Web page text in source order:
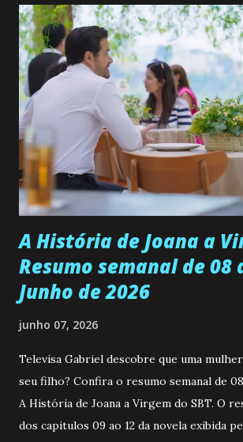
permanecer virgem até encontrar o
ama, o que não é fácil, já que dedica todas
se aprimorar, trabalhando, estudando e
ser a primeira mulher da família a
universidade. Ela tem uma personalidade
muito madura para a idade, determinada,
empática. Detesta injustiças e é uma
teimosa e muito persistente quando
Durante um exame ginecológico, ela é
A História de Joana a
Resumo semanal de 08
Junho de 2026
junho 07, 2026
Televisa Gabriel descobre que uma
seu filho? Confira o resumo semanal de
A História de Joana a Virgem do SBT. O
dos capitulos 09 ao 12 da novela exibida